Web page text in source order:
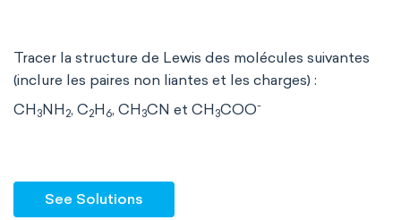
Tracer la structure de Lewis des molécules suivantes
(inclure les paires non liantes et les charges) :
CH 3NH 2, C2H 6, CH 3CN et CH 3COO-
See Solutions